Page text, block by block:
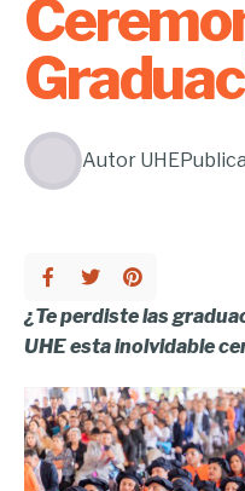
Autor UHE
¿Te perdiste las
UHE esta inolvidable